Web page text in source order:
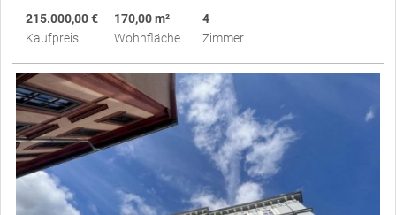
215.000,00 €
Kaufpreis
170,00 m²
Wohnfläche
4
Zimmer